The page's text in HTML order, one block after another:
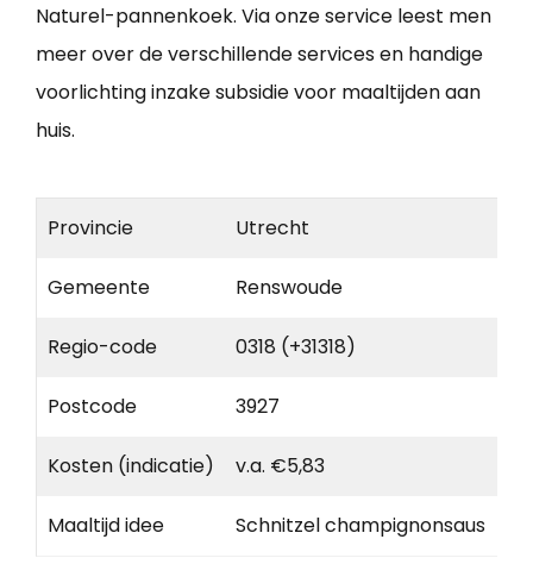
Naturel-pannenkoek. Via onze service leest men
meer over de verschillende services en handige
voorlichting inzake subsidie voor maaltijden aan
huis.
Provincie Utrecht
Gemeente Renswoude
Regio-code 0318 (+31318)
Postcode 3927
Kosten (indicatie) v.a. €5,83
Maaltijd idee Schnitzel champignonsaus